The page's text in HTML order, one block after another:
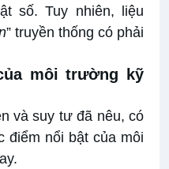
số. Tuy nhiên, liệu
” truyền thống có phải
môi trường kỹ
và suy tư đã nêu, có
điểm nổi bật của môi